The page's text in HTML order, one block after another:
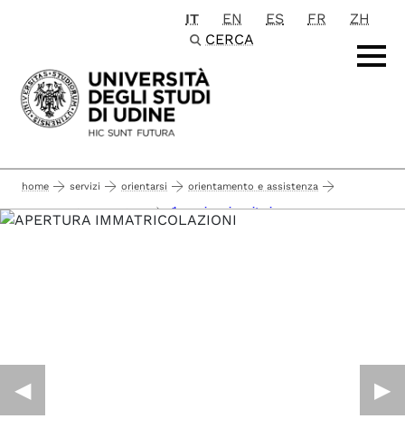
Passa al contenuto principale
IT EN ES FR
ZH
CERCA
home servizi orientarsi orientamento e assistenza
servizi per futuri studenti glossario universitario
◀︎ ▶︎